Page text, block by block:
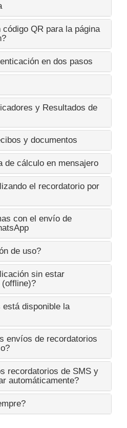
QR para la página
en dos pasos
y Resultados de
y documentos
de cálculo en mensajero
el recordatorio por
con el envío de
de uso?
sin estar
está disponible la
envíos de recordatorios
recordatorios de SMS y
automáticamente?